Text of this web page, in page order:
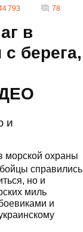
793 78
в
берега,
и
морской охраны
справились
но и
миль
и